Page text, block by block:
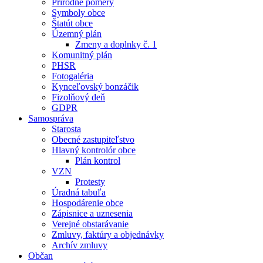
Prírodné pomery
Symboly obce
Štatút obce
Územný plán
Zmeny a doplnky č. 1
Komunitný plán
PHSR
Fotogaléria
Kynceľovský bonzáčik
Fizolňový deň
GDPR
Samospráva
Starosta
Obecné zastupiteľstvo
Hlavný kontrolór obce
Plán kontrol
VZN
Protesty
Úradná tabuľa
Hospodárenie obce
Zápisnice a uznesenia
Verejné obstarávanie
Zmluvy, faktúry a objednávky
Archív zmluvy
Občan